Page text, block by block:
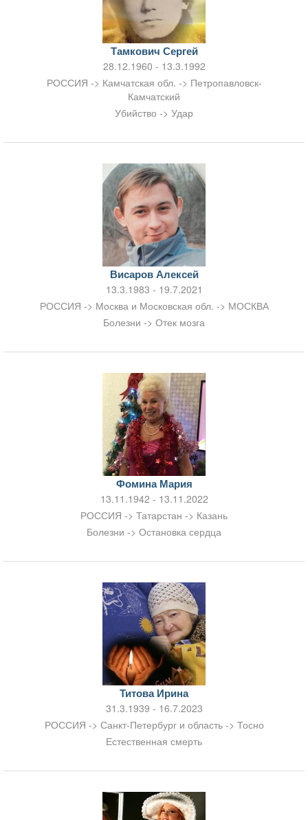
Тамкович Сергей
28.12.1960 - 13.3.1992
РОССИЯ -> Камчатская обл. -> Петропавловск-
Камчатский
Убийство -> Удар
Висаров Алексей
13.3.1983 - 19.7.2021
РОССИЯ -> Москва и Московская обл. -> МОСКВА
Болезни -> Отек мозга
Фомина Мария
13.11.1942 - 13.11.2022
РОССИЯ -> Татарстан -> Казань
Болезни -> Остановка сердца
Титова Ирина
31.3.1939 - 16.7.2023
РОССИЯ -> Санкт-Петербург и область -> Тосно
Естественная смерть